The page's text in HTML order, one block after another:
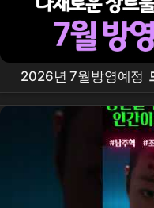
2026년 7월방영예정
의완성, 아파트 , 그대
부녀킬러, 킬리들의
#7